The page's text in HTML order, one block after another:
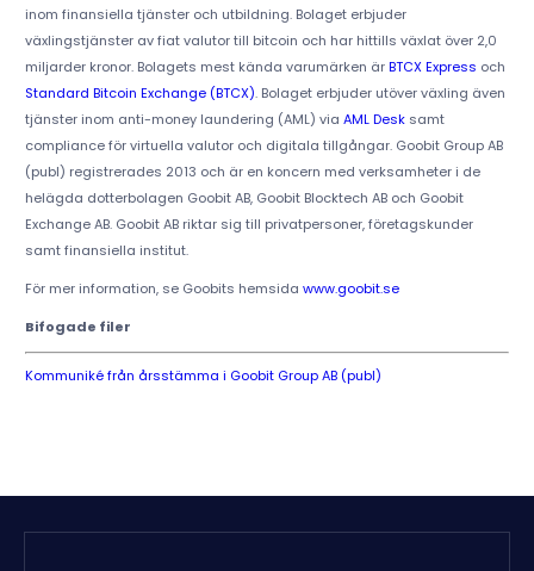
inom finansiella tjänster och utbildning. Bolaget erbjuder
växlingstjänster av fiat valutor till bitcoin och har hittills växlat över 2,0
miljarder kronor. Bolagets mest kända varumärken ärBTCX Express och
Standard Bitcoin Exchange (BTCX). Bolaget erbjuder utöver växling även
tjänster inom anti-money laundering (AML) via AML Desksamt
compliance för virtuella valutor och digitala tillgångar. Goobit Group AB
(publ) registrerades 2013 och är en koncern med verksamheter i de
helägda dotterbolagen Goobit AB, Goobit Blocktech AB och Goobit
Exchange AB. Goobit AB riktar sig till privatpersoner, företagskunder
samt finansiella institut.
För mer information, se Goobits hemsida www.goobit.se
Bifogade filer
Kommuniké från årsstämma i Goobit Group AB (publ)